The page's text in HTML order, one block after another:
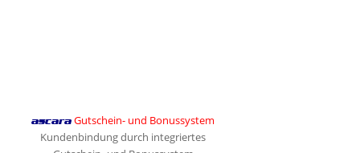
ascara Gutschein- und Bonussystem
Kundenbindung durch integriertes